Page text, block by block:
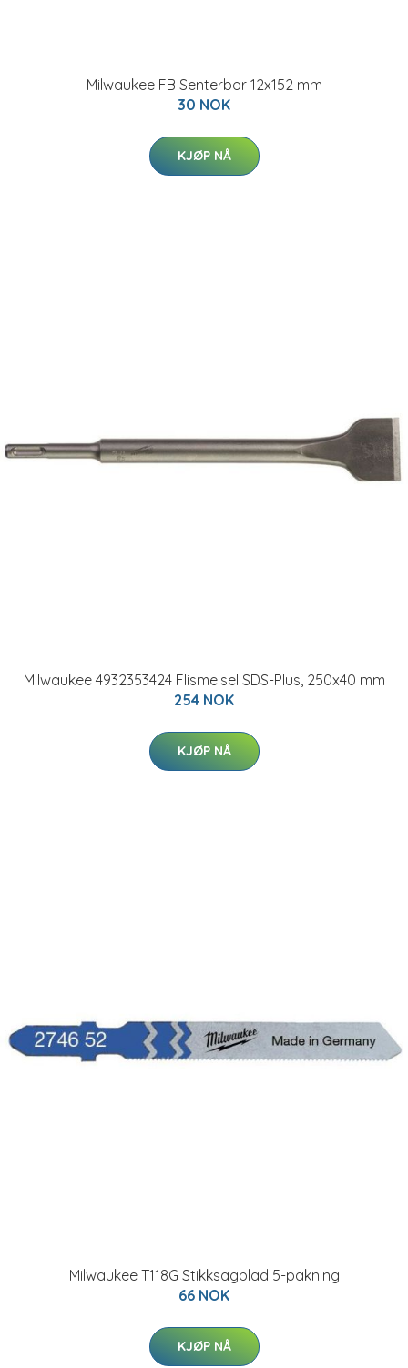
Milwaukee FB Senterbor 12x152 mm
30 NOK
KJØP NÅ
Milwaukee 4932353424 Flismeisel SDS-Plus, 250x40 mm
254 NOK
KJØP NÅ
Milwaukee T118G Stikksagblad 5-pakning
66 NOK
KJØP NÅ